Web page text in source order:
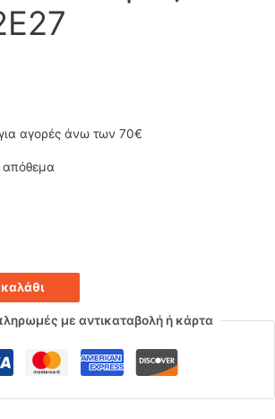
αγορές άνω των 70€
απόθεμα
με αντικαταβολή ή κάρτα